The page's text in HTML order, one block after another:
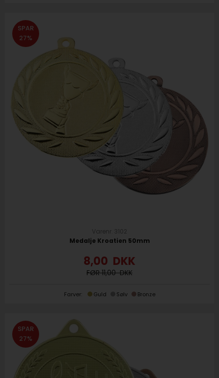
SPAR
27%
Varenr. 3102
Medalje Kroatien 50mm
11,00
8,00 DKK
Farver: Guld Sølv Bronze
SPAR
27%